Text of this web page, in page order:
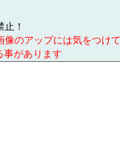
！
のアップには気をつけ
事があります